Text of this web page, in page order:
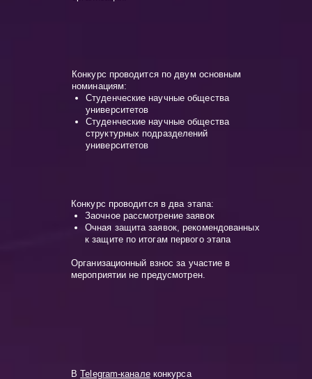
Конкурс проводится по двум основным
номинациям:
Студенческие научные общества
университетов
Студенческие научные общества
структурных подразделений
университетов
Конкурс проводится в два этапа:
Заочное рассмотрение заявок
Очная защита заявок, рекомендованных
к защите по итогам первого этапа
Организационный взнос за участие в
мероприятии не предусмотрен.
ВTelegram-каналеконкурса